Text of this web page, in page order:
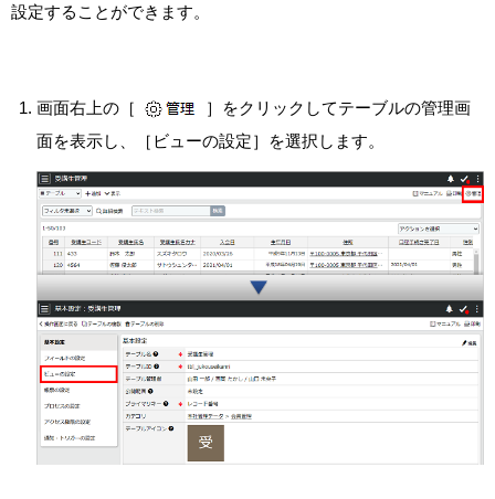
設定することができます。
画面右上の［
］をクリックしてテーブルの管理画
面を表示し、［ビューの設定］を選択します。